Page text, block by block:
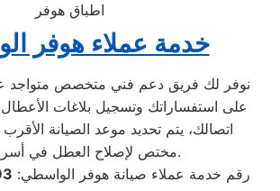
اطباق هوفر
خدمة عملاء هوفر
نوفر لك فريق دعم فني متخصص متواجد
على استفساراتك وتسجيل بلاغات
اتصالك، يتم تحديد موعد الصيانة
مختص لإصلاح العطل في أسرع وقت.
📍 رقم خدمة عملاء صيانة هوفر الواسطي: